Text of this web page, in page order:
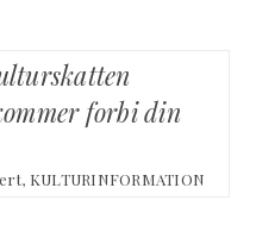
forbi din
KULTURINFORMATION